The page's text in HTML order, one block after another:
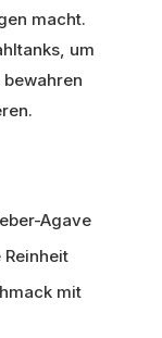
macht.
um
Agave
mit